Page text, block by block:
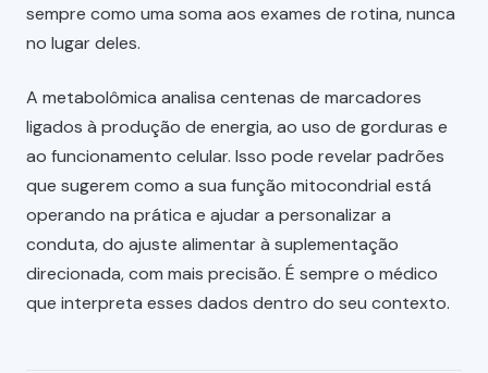
sempre como uma soma aos exames de rotina, nunca
no lugar deles.
A metabolômica analisa centenas de marcadores
ligados à produção de energia, ao uso de gorduras e
ao funcionamento celular. Isso pode revelar padrões
que sugerem como a sua função mitocondrial está
operando na prática e ajudar a personalizar a
conduta, do ajuste alimentar à suplementação
direcionada, com mais precisão. É sempre o médico
que interpreta esses dados dentro do seu contexto.